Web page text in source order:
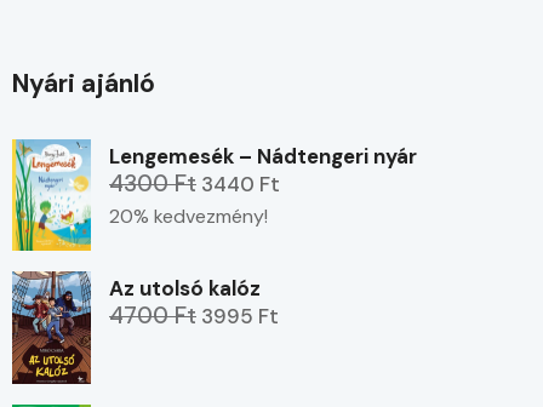
Nyári ajánló
Lengemesék – Nádtengeri nyár
4300 Ft 3440 Ft
20% kedvezmény!
Az utolsó kalóz
4700 Ft 3995 Ft